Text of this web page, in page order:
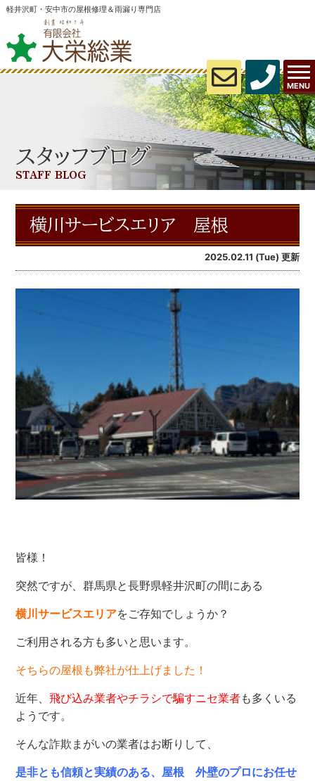
軽井沢町・安中市の屋根修理＆雨漏り専門店
MENU
スタッフブログ
STAFF BLOG
横川サービスエリア 屋根
2025.02.11 (Tue) 更新
皆様！
突然ですが、群馬県と長野県軽井沢町の間にある
横川サービスエリアをご存知でしょうか？
ご利用される方も多いと思います。
そちらの屋根も弊社が仕上げました！
近年、飛び込み業者やチラシで騙すニセ業者も多くいる
ようです。
そんな詐欺まがいの業者はお断りして、
是非とも信頼と実績のある、屋根 外壁のプロにお任せ